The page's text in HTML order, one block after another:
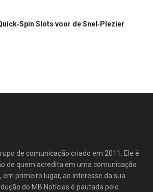
Slots voor de Snel‑Plezier
de comunicação criado em 2011. Ele é
de quem acredita em uma comunicação
primeiro lugar, ao interesse da sua
do MB Notícias é pautada pelo